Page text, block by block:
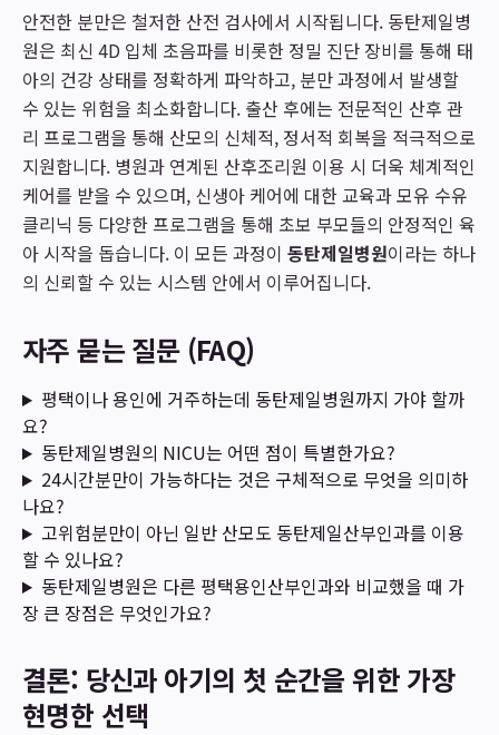
안전한 분만은 철저한 산전 검사에서 시작됩니다. 동탄제일병
원은 최신 4D 입체 초음파를 비롯한 정밀 진단 장비를 통해 태
아의 건강 상태를 정확하게 파악하고, 분만 과정에서 발생할
수 있는 위험을 최소화합니다. 출산 후에는 전문적인 산후 관
리 프로그램을 통해 산모의 신체적, 정서적 회복을 적극적으로
지원합니다. 병원과 연계된 산후조리원 이용 시 더욱 체계적인
케어를 받을 수 있으며, 신생아 케어에 대한 교육과 모유 수유
클리닉 등 다양한 프로그램을 통해 초보 부모들의 안정적인 육
아 시작을 돕습니다. 이 모든 과정이 동탄제일병원이라는 하나
의 신뢰할 수 있는 시스템 안에서 이루어집니다.
자주 묻는 질문 (FAQ)
평택이나 용인에 거주하는데 동탄제일병원까지 가야 할까
요?
동탄제일병원의 NICU는 어떤 점이 특별한가요?
24시간분만이 가능하다는 것은 구체적으로 무엇을 의미하
나요?
고위험분만이 아닌 일반 산모도 동탄제일산부인과를 이용
할 수 있나요?
동탄제일병원은 다른 평택용인산부인과와 비교했을 때 가
장 큰 장점은 무엇인가요?
결론: 당신과 아기의 첫 순간을 위한 가장
현명한 선택